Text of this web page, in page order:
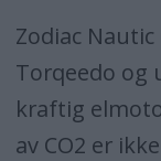
Zodiac
Torqeedo og
kraftig
av CO2 er